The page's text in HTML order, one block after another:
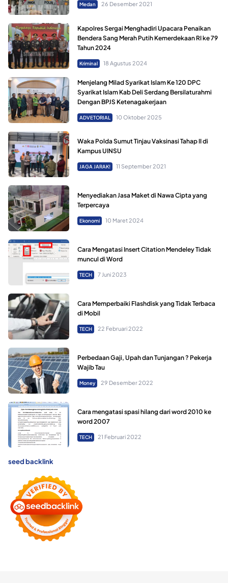
Medan 26 Desember 2021
Kapolres Sergai Menghadiri Upacara Penaikan
Bendera Sang Merah Putih Kemerdekaan RI ke 79
Tahun 2024
Kriminal 18 Agustus 2024
Menjelang Milad Syarikat Islam Ke 120 DPC
Syarikat Islam Kab Deli Serdang Bersilaturahmi
Dengan BPJS Ketenagakerjaan
ADVETORIAL 10 Oktober 2025
Waka Polda Sumut Tinjau Vaksinasi Tahap II di
Kampus UINSU
JAGA JARAK! 11 September 2021
Menyediakan Jasa Maket di Nawa Cipta yang
Terpercaya
Ekonomi 10 Maret 2024
Cara Mengatasi Insert Citation Mendeley Tidak
muncul di Word
TECH 7 Juni 2023
Cara Memperbaiki Flashdisk yang Tidak Terbaca
di Mobil
TECH 22 Februari 2022
Perbedaan Gaji, Upah dan Tunjangan ? Pekerja
Wajib Tau
Money 29 Desember 2022
Cara mengatasi spasi hilang dari word 2010 ke
word 2007
TECH 21 Februari 2022
seed backlink